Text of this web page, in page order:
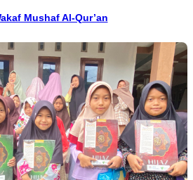
Mushaf Al-Qur’an